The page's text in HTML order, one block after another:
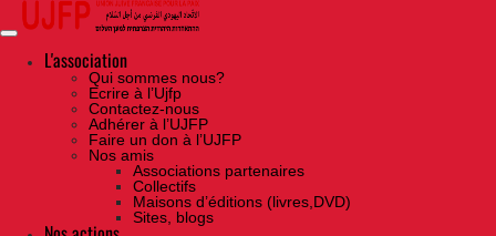
Skip
the
contentL'association
Qui sommes nous?
Ecrire à l’Ujfp
Contactez-nous
Adhérer à l’UJFP
Faire un don à l’UJFP
Nos amis
Associations partenaires
Collectifs
Maisons d’éditions (livres,DVD)
Sites, blogs